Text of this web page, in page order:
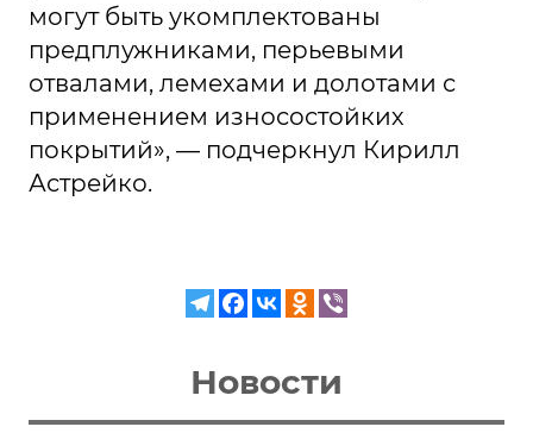
могут быть укомплектованы
предплужниками, перьевыми
отвалами, лемехами и долотами с
применением износостойких
покрытий», — подчеркнул Кирилл
Астрейко.
Новости